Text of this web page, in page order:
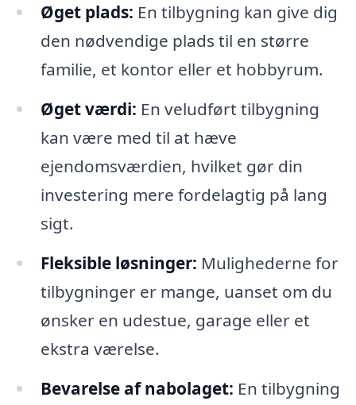
Øget plads: En tilbygning kan give dig
den nødvendige plads til en større
familie, et kontor eller et hobbyrum.
Øget værdi: En veludført tilbygning
kan være med til at hæve
ejendomsværdien, hvilket gør din
investering mere fordelagtig på lang
sigt.
Fleksible løsninger: Mulighederne for
tilbygninger er mange, uanset om du
ønsker en udestue, garage eller et
ekstra værelse.
Bevarelse af nabolaget: En tilbygning